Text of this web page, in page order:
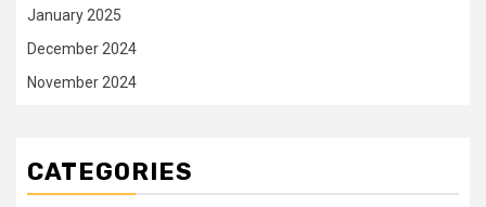
January 2025
December 2024
November 2024
CATEGORIES